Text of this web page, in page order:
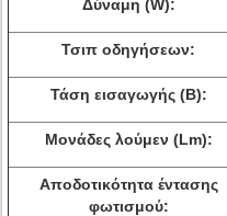
Δύναμη (W):
Τσιπ οδηγήσεων:
Τάση εισαγωγής (Β):
Μονάδες λούμεν (Lm):
Αποδοτικότητα έντασης
φωτισμού: